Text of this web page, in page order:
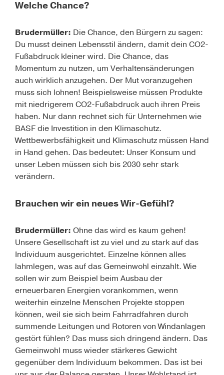
Welche Chance?
Brudermüller: Die Chance, den Bürgern zu sagen:
Du musst deinen Lebensstil ändern, damit dein CO2-
Fußabdruck kleiner wird. Die Chance, das
Momentum zu nutzen, um Verhaltensänderungen
auch wirklich anzugehen. Der Mut voranzugehen
muss sich lohnen! Beispielsweise müssen Produkte
mit niedrigerem CO2-Fußabdruck auch ihren Preis
haben. Nur dann rechnet sich für Unternehmen wie
BASF die Investition in den Klimaschutz.
Wettbewerbsfähigkeit und Klimaschutz müssen Hand
in Hand gehen. Das bedeutet: Unser Konsum und
unser Leben müssen sich bis 2030 sehr stark
verändern.
Brauchen wir ein neues Wir-Gefühl?
Brudermüller: Ohne das wird es kaum gehen!
Unsere Gesellschaft ist zu viel und zu stark auf das
Individuum ausgerichtet. Einzelne können alles
lahmlegen, was auf das Gemeinwohl einzahlt. Wie
sollen wir zum Beispiel beim Ausbau der
erneuerbaren Energien vorankommen, wenn
weiterhin einzelne Menschen Projekte stoppen
können, weil sie sich beim Fahrradfahren durch
summende Leitungen und Rotoren von Windanlagen
gestört fühlen? Das muss sich dringend ändern. Das
Gemeinwohl muss wieder stärkeres Gewicht
gegenüber dem Individuum bekommen. Das ist bei